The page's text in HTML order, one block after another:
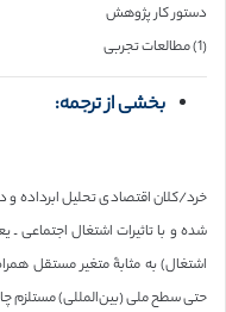
دستور کار پژوهش
(1) مطالعات تجربی
بخشی از ترجمه:
خرد/کلان اقتصادی تحلیل ابرداده
شده و با تاثیرات اشتغال اجتماعی
اشتغال) به مثابۀ متغیر مستقل
حتی سطح ملی (بین‌المللی) مستلزم